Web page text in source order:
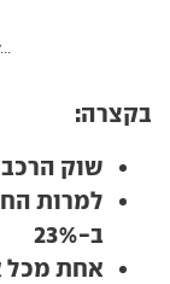
בקצרה:
שוק
למרות
ב-23%
אחת מכל